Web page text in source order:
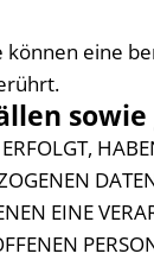
eine
EINE